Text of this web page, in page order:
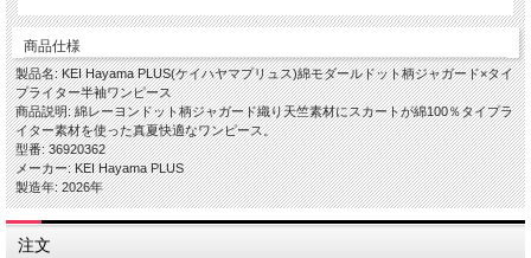
商品仕様
製品名: KEI Hayama PLUS(ケイハヤマプリュス)綿モダールドット柄ジャガード×タイ
プライター半袖ワンピース
商品説明: 綿レーヨンドット柄ジャガード織り天竺素材にスカートが綿100％タイプラ
イター素材を使った真夏快適なワンピース。
型番: 36920362
メーカー: KEI Hayama PLUS
製造年: 2026年
注文